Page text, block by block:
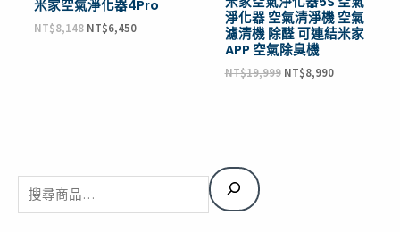
搜
尋
8
個
3
個
1
個
3
8
3
個
1
1
2
1
2
5
個
1
個
2
個
8
1
2
1
4
3
個
8
個
1
個
1
個
3
個
4
5
4
個
1
5
2
個
1
個
2
個
3
個
8
個
3
個
2
個
2
2
2
4
1
個
4
個
3
2
個
2
個
1
1
個
3
個
3
個
4
4
6
個
1
1
1
個
4
個
5
個
3
個
1
個
2
個
3
個
4
個
2
個
2
個
1
個
1
個
米家空氣淨化器4Pro
NT$8,148 NT$6,450
淨化器 空氣清淨機 空氣
濾清機 除醛 可連結米家
APP 空氣除臭機
NT$19,999 NT$8,990